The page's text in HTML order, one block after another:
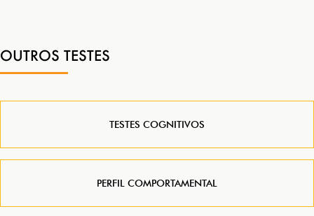
OUTROS TESTES
TESTES COGNITIVOS
PERFIL COMPORTAMENTAL